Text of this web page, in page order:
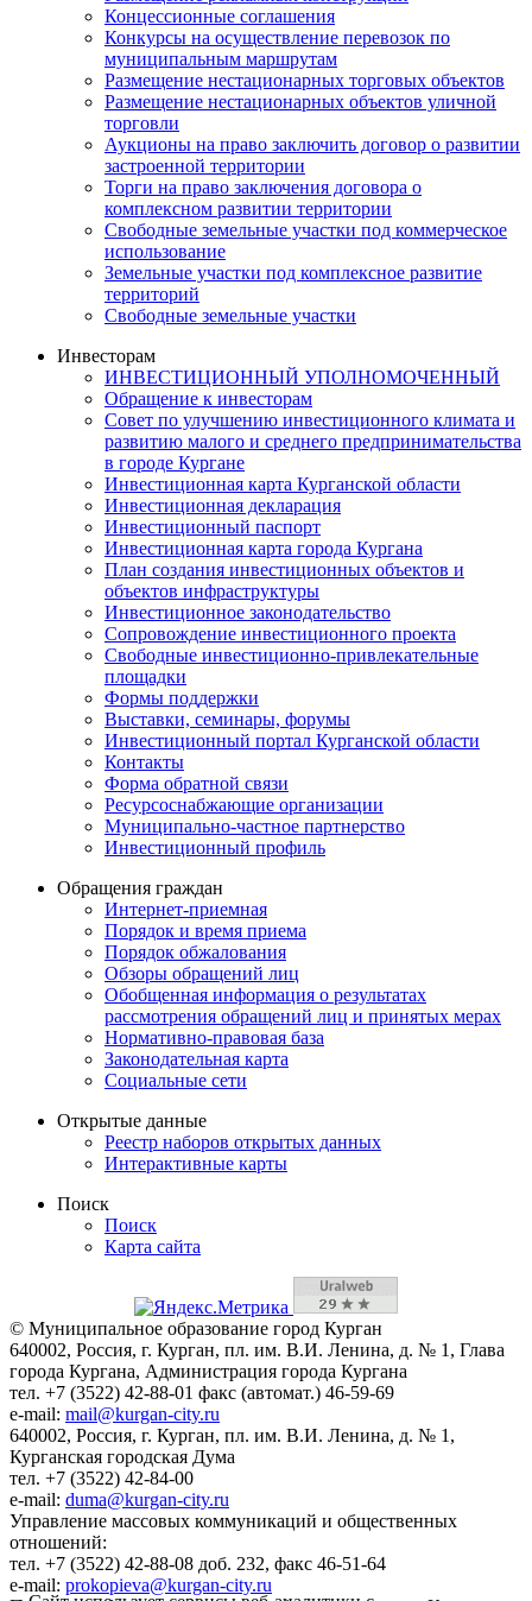
Концессионные соглашения
Конкурсы на осуществление перевозок по
муниципальным маршрутам
Размещение нестационарных торговых объектов
Размещение нестационарных объектов уличной
торговли
Аукционы на право заключить договор о развитии
застроенной территории
Торги на право заключения договора о
комплексном развитии территории
Свободные земельные участки под коммерческое
использование
Земельные участки под комплексное развитие
территорий
Свободные земельные участки
Инвесторам
ИНВЕСТИЦИОННЫЙ УПОЛНОМОЧЕННЫЙ
Обращение к инвесторам
Совет по улучшению инвестиционного климата и
развитию малого и среднего предпринимательства
в городе Кургане
Инвестиционная карта Курганской области
Инвестиционная декларация
Инвестиционный паспорт
Инвестиционная карта города Кургана
План создания инвестиционных объектов и
объектов инфраструктуры
Инвестиционное законодательство
Сопровождение инвестиционного проекта
Свободные инвестиционно-привлекательные
площадки
Формы поддержки
Выставки, семинары, форумы
Инвестиционный портал Курганской области
Контакты
Форма обратной связи
Ресурсоснабжающие организации
Муниципально-частное партнерство
Инвестиционный профиль
Обращения граждан
Интернет-приемная
Порядок и время приема
Порядок обжалования
Обзоры обращений лиц
Обобщенная информация о результатах
рассмотрения обращений лиц и принятых мерах
Нормативно-правовая база
Законодательная карта
Социальные сети
Открытые данные
Реестр наборов открытых данных
Интерактивные карты
Поиск
Поиск
Карта сайта
© Муниципальное образование город Курган
640002, Россия, г. Курган, пл. им. В.И. Ленина, д. № 1, Глава
города Кургана, Администрация города Кургана
тел. +7 (3522) 42-88-01 факс (автомат.) 46-59-69
e-mail: mail@kurgan-city.ru
640002, Россия, г. Курган, пл. им. В.И. Ленина, д. № 1,
Курганская городская Дума
тел. +7 (3522) 42-84-00
e-mail: duma@kurgan-city.ru
Управление массовых коммуникаций и общественных
отношений:
тел. +7 (3522) 42-88-08 доб. 232, факс 46-51-64
e-mail: prokopieva@kurgan-city.ru